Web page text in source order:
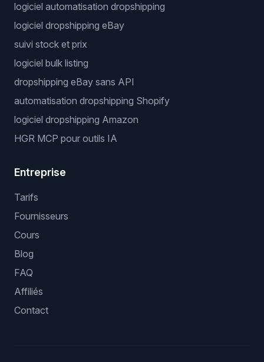
logiciel automatisation dropshipping
logiciel dropshipping eBay
suivi stock et prix
logiciel bulk listing
dropshipping eBay sans API
automatisation dropshipping Shopify
logiciel dropshipping Amazon
HGR MCP pour outils IA
Entreprise
Tarifs
Fournisseurs
Cours
Blog
FAQ
Affiliés
Contact